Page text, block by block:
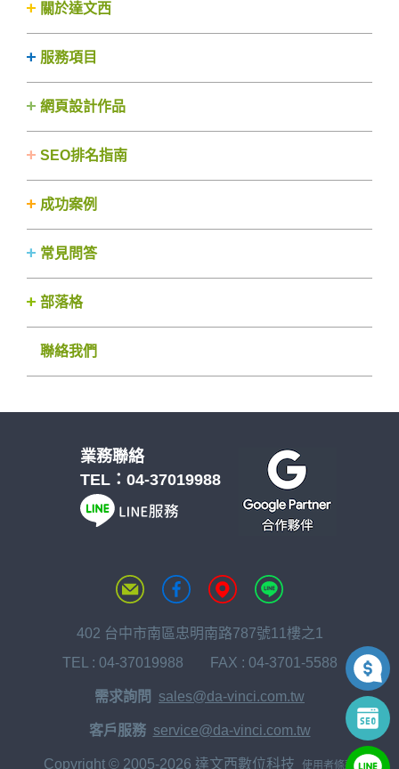
關於達文西
服務項目
網頁設計作品
SEO排名指南
成功案例
常見問答
部落格
聯絡我們
業務聯絡
TEL： 04-37019988
402 台中市南區忠明南路787號11樓之1
TEL : 04-37019988 FAX : 04-3701-5588
需求詢問 sales@da-vinci.com.tw
客戶服務 service@da-vinci.com.tw
Copyright © 2005-2026 達文西數位科技 使用者條款